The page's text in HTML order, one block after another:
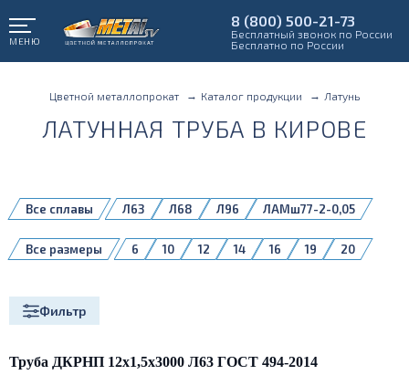
МЕНЮ
8 (800) 500-21-73
Бесплатный звонок по России
Бесплатно по России
Цветной металлопрокат Каталог продукции Латунь
ЛАТУННАЯ ТРУБА В КИРОВЕ
Л63 Л68 Л96
ЛАМш77-2-0,05
Все сплавы
6 10 12 14 16 19
20
Все размеры
Фильтр
Труба ДКРНП 12х1,5х3000 Л63 ГОСТ 494-2014